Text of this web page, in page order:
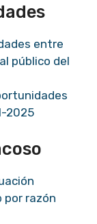
entre
público del
2025
por razón